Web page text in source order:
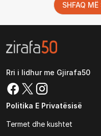
SHFAQ
Rri i lidhur me Gjirafa50
Politika E Privatësisë
Termet dhe kushtet